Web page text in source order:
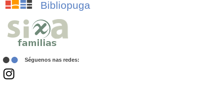
Bibliopuga
Séguenos nas redes: